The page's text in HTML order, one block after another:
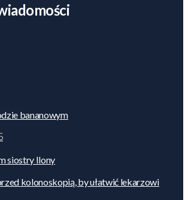
bananowym
siostry Ilony
kolonoskopią, by ułatwić lekarzowi